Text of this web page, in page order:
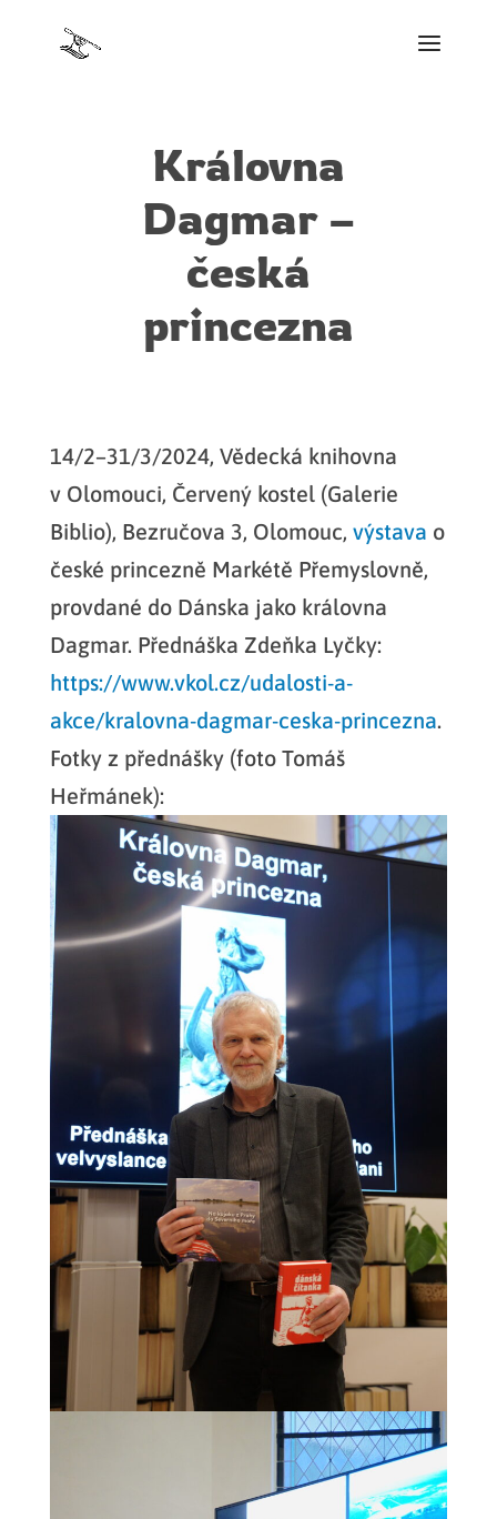
Královna
Dagmar –
česká
princezna
14/2–31/3/2024, Vědecká knihovna
v Olomouci, Červený kostel (Galerie
Biblio), Bezručova 3, Olomouc, výstava o
české princezně Markétě Přemyslovně,
provdané do Dánska jako královna
Dagmar. Přednáška Zdeňka Lyčky:
https://www.vkol.cz/udalosti-a-
akce/kralovna-dagmar-ceska-princezna.
Fotky z přednášky (foto Tomáš
Heřmánek):